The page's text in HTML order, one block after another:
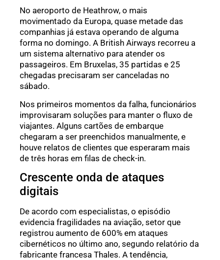
No aeroporto de Heathrow, o mais
movimentado da Europa, quase metade das
companhias já estava operando de alguma
forma no domingo. A British Airways recorreu a
um sistema alternativo para atender os
passageiros. Em Bruxelas, 35 partidas e 25
chegadas precisaram ser canceladas no
sábado.
Nos primeiros momentos da falha, funcionários
improvisaram soluções para manter o fluxo de
viajantes. Alguns cartões de embarque
chegaram a ser preenchidos manualmente, e
houve relatos de clientes que esperaram mais
de três horas em filas de check-in.
Crescente onda de ataques
digitais
De acordo com especialistas, o episódio
evidencia fragilidades na aviação, setor que
registrou aumento de 600% em ataques
cibernéticos no último ano, segundo relatório da
fabricante francesa Thales. A tendência,